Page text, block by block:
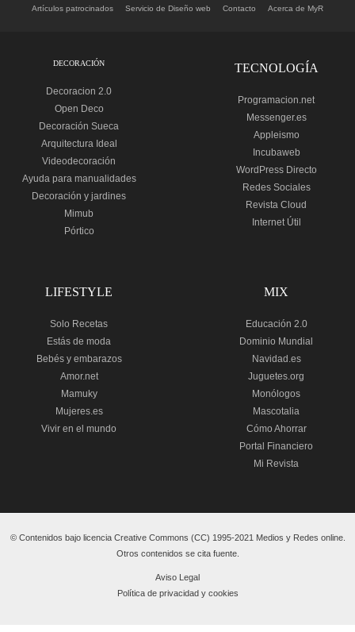
Artículos patrocinados Servicio de Diseño web Contacto Acerca de MyR
DECORACIÓN
Decoracion 2.0
Open Deco
Decoración Sueca
Arquitectura Ideal
Videodecoración
Ayuda para manualidades
Decoración y jardines
Mimub
Pórtico
TECNOLOGÍA
Programacion.net
Messenger.es
Appleismo
Incubaweb
WordPress Directo
Redes Sociales
Revista Cloud
Internet Útil
LIFESTYLE
Solo Recetas
Estás de moda
Bebés y embarazos
Amor.net
Mamuky
Mujeres.es
Vivir en el mundo
MIX
Educación 2.0
Dominio Mundial
Navidad.es
Juguetes.org
Monólogos
Mascotalia
Cómo Ahorrar
Portal Financiero
Mi Revista
© Contenidos bajo licencia Creative Commons (CC) 1995-2021 Medios y Redes online.
Otros contenidos se cita fuente.
Aviso Legal
Política de privacidad y cookies